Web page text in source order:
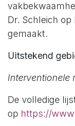
Dr. Schleich
gemaakt.
Uitstekend
Interventionele
De volledige
op https://